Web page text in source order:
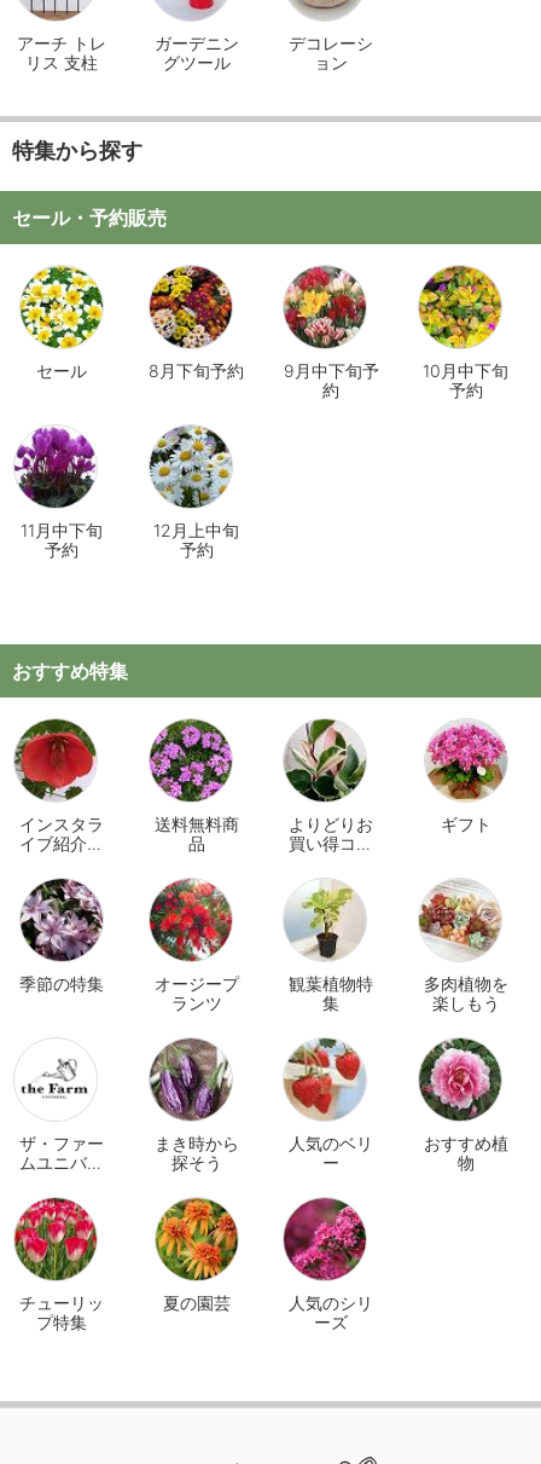
アーチ トレ
リス 支柱
ガーデニン
グツール
デコレーシ
ョン
特集から探す
セール・予約販売
セール 8月下旬予約
9月中下旬予
約
10月中下旬
予約
11月中下旬
予約
12月上中旬
予約
おすすめ特集
インスタラ
イブ紹介商
送料無料商
品
よりどりお
買い得コー
ギフト
季節の特集
オージープ
ランツ
観葉植物特
集
多肉植物を
楽しもう
ザ・ファー
ムユニバー
イン
まき時から
探そう
人気のベリ
ー
おすすめ植
物
チューリッ
プ特集
夏の園芸
人気のシリ
ーズ